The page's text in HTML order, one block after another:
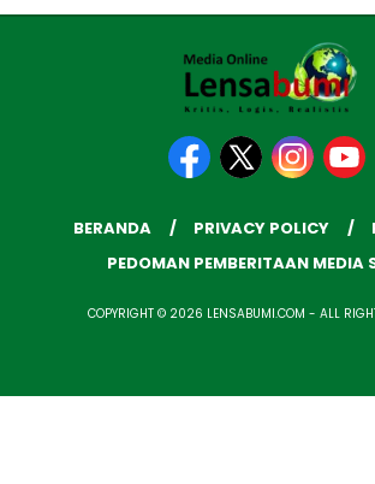
BERANDA PRIVACY POLICY
PEDOMAN PEMBERITAAN MEDIA
COPYRIGHT © 2026 LENSABUMI.COM - ALL